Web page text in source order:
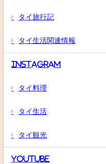
タイ旅行記
タイ生活関連情報
Instagram
タイ料理
タイ生活
タイ観光
YouTube